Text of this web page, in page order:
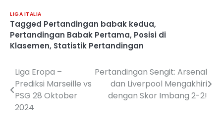
LIGA ITALIA
Tagged Pertandingan babak kedua,
Pertandingan Babak Pertama, Posisi di
Klasemen, Statistik Pertandingan
Post
navigation
Liga Eropa –
Prediksi Marseille vs
PSG 28 Oktober
2024
Pertandingan Sengit: Arsenal
dan Liverpool Mengakhiri
dengan Skor Imbang 2-2!